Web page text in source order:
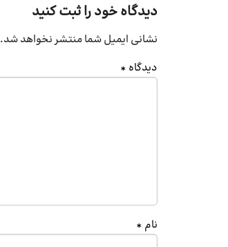
دیدگاه خود را ثبت کنید
نشانی ایمیل شما منتشر نخواهد شد.
دیدگاه *
نام *